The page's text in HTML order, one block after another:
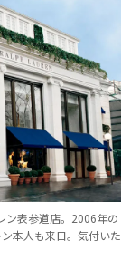
ン表参道店。2006年の
本人も来日。気付いた